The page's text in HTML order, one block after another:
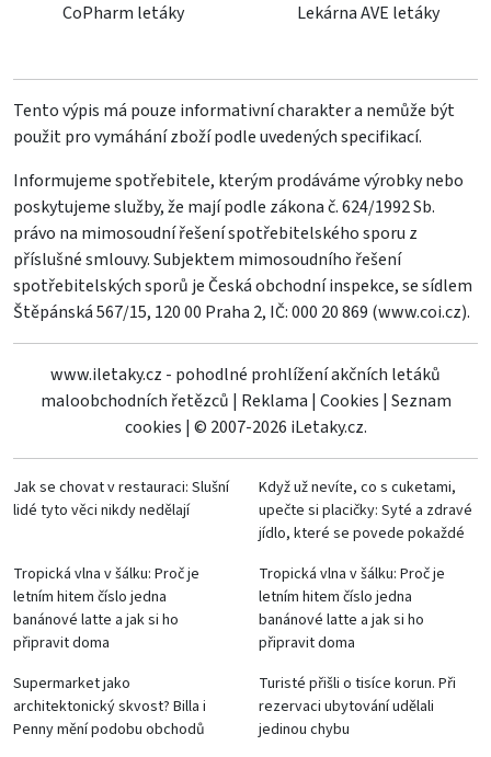
CoPharm letáky Lekárna AVE letáky
Tento výpis má pouze informativní charakter a nemůže být
použit pro vymáhání zboží podle uvedených specifikací.
Informujeme spotřebitele, kterým prodáváme výrobky nebo
poskytujeme služby, že mají podle zákona č. 624/1992 Sb.
právo na mimosoudní řešení spotřebitelského sporu z
příslušné smlouvy. Subjektem mimosoudního řešení
spotřebitelských sporů je Česká obchodní inspekce, se sídlem
Štěpánská 567/15, 120 00 Praha 2, IČ: 000 20 869 (www.coi.cz).
www.iletaky.cz - pohodlné prohlížení akčních letáků
maloobchodních řetězců | Reklama | Cookies | Seznam
cookies | © 2007-2026 iLetaky.cz.
Jak se chovat v restauraci: Slušní
lidé tyto věci nikdy nedělají
Když už nevíte, co s cuketami,
upečte si placičky: Syté a zdravé
jídlo, které se povede pokaždé
Tropická vlna v šálku: Proč je
letním hitem číslo jedna
banánové latte a jak si ho
připravit doma
Tropická vlna v šálku: Proč je
letním hitem číslo jedna
banánové latte a jak si ho
připravit doma
Supermarket jako
architektonický skvost? Billa i
Penny mění podobu obchodů
Turisté přišli o tisíce korun. Při
rezervaci ubytování udělali
jedinou chybu